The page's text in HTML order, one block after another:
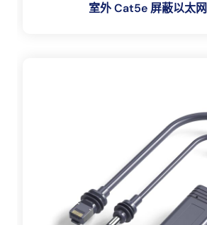
室外 Cat5e 屏蔽以太